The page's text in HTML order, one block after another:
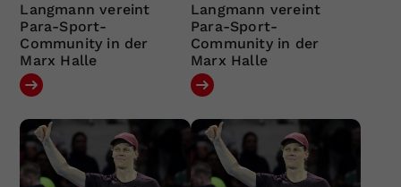
Langmann vereint
Para-Sport-
Community in der
Marx Halle
Langmann vereint
Para-Sport-
Community in der
Marx Halle